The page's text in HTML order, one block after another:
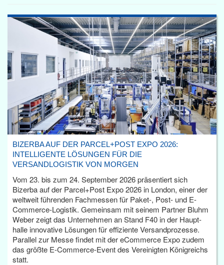
BIZERBA AUF DER PARCEL+POST EXPO 2026:
INTELLIGENTE LÖSUNGEN FÜR DIE
VERSANDLOGISTIK VON MORGEN
Vom 23. bis zum 24. September 2026 präsentiert sich
Bizerba auf der Parcel+Post Expo 2026 in London, einer der
weltweit führenden Fachmessen für Paket-, Post- und E-
Commerce-Logistik. Gemeinsam mit seinem Partner Bluhm
Weber zeigt das Unternehmen an Stand F40 in der Haupt­
halle innovative Lösungen für effiziente Versandprozesse.
Parallel zur Messe findet mit der eCommerce Expo zudem
das größte E-Commerce-Event des Vereinigten Königreichs
statt.